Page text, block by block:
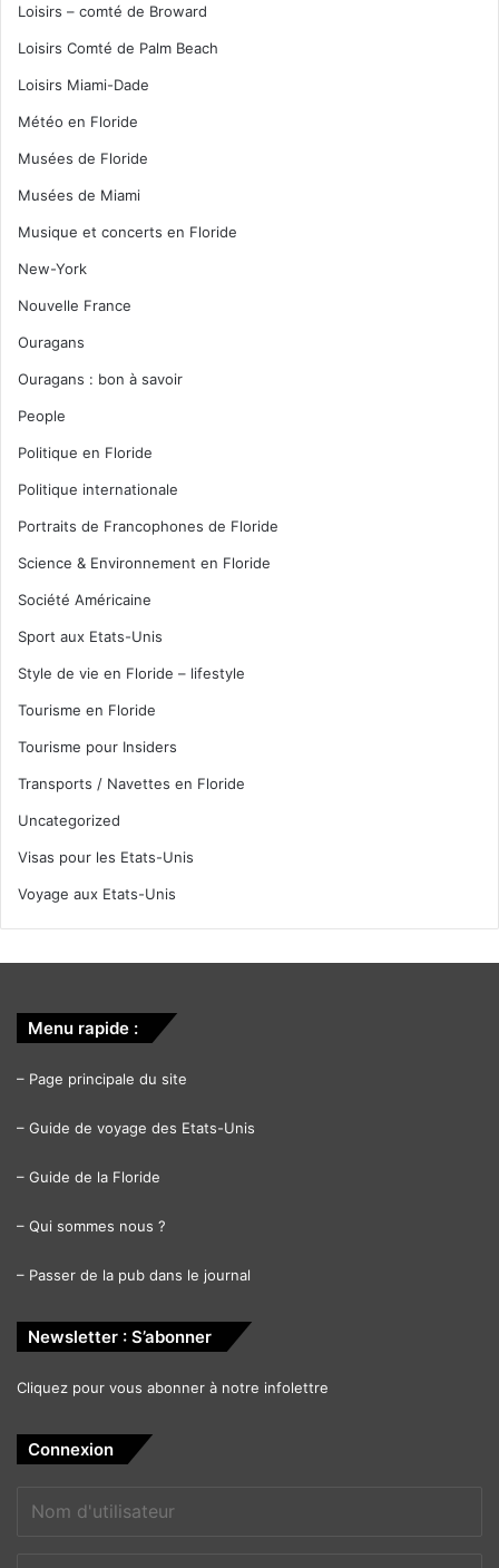
Loisirs – comté de Broward
Loisirs Comté de Palm Beach
Loisirs Miami-Dade
Météo en Floride
Musées de Floride
Musées de Miami
Musique et concerts en Floride
New-York
Nouvelle France
Ouragans
Ouragans : bon à savoir
People
Politique en Floride
Politique internationale
Portraits de Francophones de Floride
Science & Environnement en Floride
Société Américaine
Sport aux Etats-Unis
Style de vie en Floride – lifestyle
Tourisme en Floride
Tourisme pour Insiders
Transports / Navettes en Floride
Uncategorized
Visas pour les Etats-Unis
Voyage aux Etats-Unis
Menu rapide :
– Page principale du site
– Guide de voyage des Etats-Unis
– Guide de la Floride
– Qui sommes nous ?
– Passer de la pub dans le journal
Newsletter : S’abonner
Cliquez pour vous abonner à notre infolettre
Connexion